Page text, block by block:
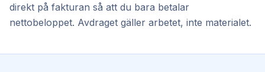
direkt på fakturan så att du bara betalar
nettobeloppet. Avdraget gäller arbetet, inte materialet.